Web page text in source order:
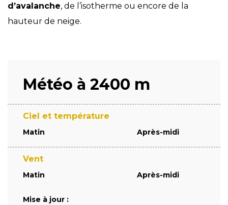
d’avalanche, de l’isotherme ou encore de la
hauteur de neige.
Météo à 2400 m
Ciel et température
Matin Après-midi
Vent
Matin Après-midi
Mise à jour :